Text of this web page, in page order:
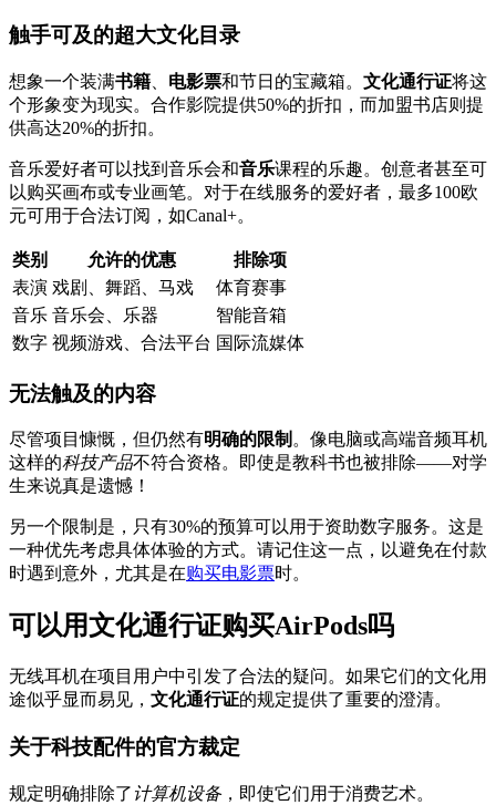
触手可及的超大文化目录
想象一个装满书籍 电影票和节日的宝藏箱。 文化通行证将这
个形象变为现实。合作影院提供50%的折扣，而加盟书店则提
供高达20%的折扣。
音乐爱好者可以找到音乐会和音乐课程的乐趣。创意者甚至可
以购买画布或专业画笔。对于在线服务的爱好者，最多100欧
元可用于合法订阅，如Canal+。
类别 允许的优惠
排除项
表演 戏剧、舞蹈、马戏
体育赛事
音乐 音乐会、乐器
智能音箱
数字 视频游戏、合法平台 国际流媒体
无法触及的内容
尽管项目慷慨，但仍然有明确的限制 。像电脑或高端音频耳机
这样的科技产品不符合资格。即使是教科书也被排除——对学
生来说真是遗憾！
另一个限制是，只有30%的预算可以用于资助数字服务。这是
一种优先考虑具体体验的方式。请记住这一点，以避免在付款
时遇到意外，尤其是在购买电影票时。
可以用文化通行证购买AirPods吗
无线耳机在项目用户中引发了合法的疑问。如果它们的文化用
途似乎显而易见， 文化通行证的规定提供了重要的澄清。
关于科技配件的官方裁定
规定明确排除了 计算机设备，即使它们用于消费艺术。